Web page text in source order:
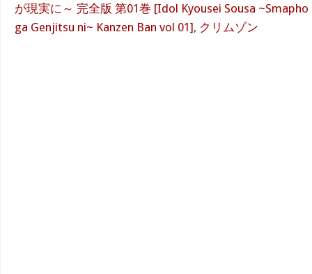
が現実に～ 完全版 第01巻 [Idol Kyousei Sousa
ga Genjitsu ni~ Kanzen Ban vol 01], クリムゾン